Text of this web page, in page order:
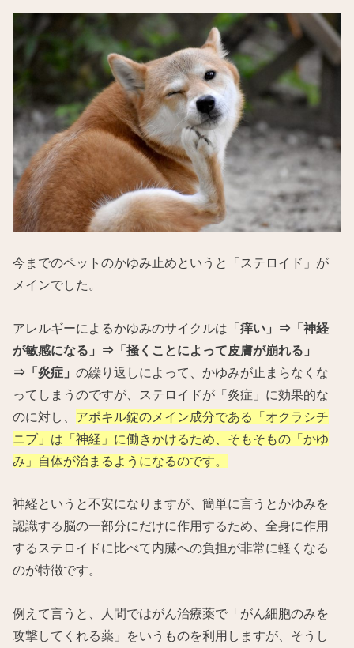
今までのペットのかゆみ止めというと「ステロイド」が
メインでした。
アレルギーによるかゆみのサイクルは「痒い」⇒「神経
が敏感になる」⇒「掻くことによって皮膚が崩れる」
⇒「炎症」の繰り返しによって、かゆみが止まらなくな
ってしまうのですが、ステロイドが「炎症」に効果的な
のに対し、 アポキル錠のメイン成分である「オクラシチ
ニブ」は「神経」に働きかけるため、そもそもの「かゆ
み」自体が治まるようになるのです。
神経というと不安になりますが、簡単に言うとかゆみを
認識する脳の一部分にだけに作用するため、全身に作用
するステロイドに比べて内臓への負担が非常に軽くなる
のが特徴です。
例えて言うと、人間ではがん治療薬で「がん細胞のみを
攻撃してくれる薬」をいうものを利用しますが、そうし